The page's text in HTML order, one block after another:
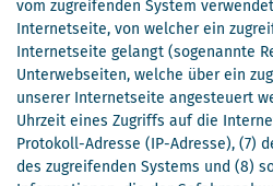
vom zugreifenden System
Internetseite, von welcher ein
Internetseite gelangt (sogenannte
Unterwebseiten, welche über ein
unserer Internetseite angesteuert
Uhrzeit eines Zugriffs auf die
Protokoll-Adresse (IP-Adresse), (7)
des zugreifenden Systems und (8)